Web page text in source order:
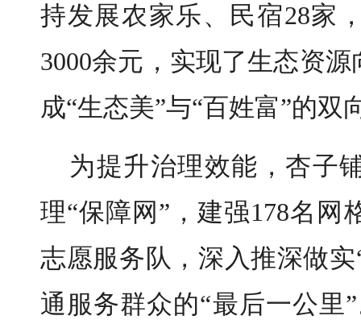
持发展农家乐、民宿28家
3000余元，实现了生态资
成“生态美”与“百姓富”的双
为提升治理效能，杏子
理“保障网”，建强178名网
志愿服务队，深入推深做
通服务群众的“最后一公里